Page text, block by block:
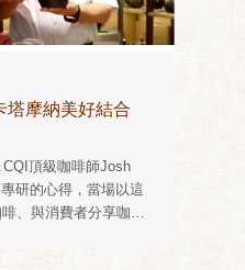
塔摩納美好結合
頂級咖啡師Josh
研的心得，當場以這
、與消費者分享咖啡